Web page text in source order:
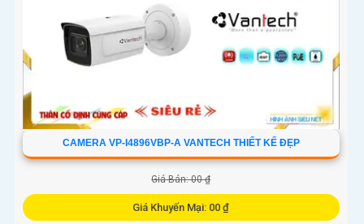
CAMERA VP-I4896VBP-A VANTECH THIẾT KẾ ĐẸP
Giá Bán: 00 ₫
Giá Khuyến Mại: 00 ₫